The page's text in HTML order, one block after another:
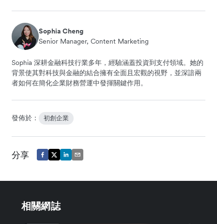
Sophia Cheng
Senior Manager, Content Marketing
Sophia 深耕金融科技行業多年，經驗涵蓋投資到支付領域。她的
背景使其對科技與金融的結合擁有全面且宏觀的視野，並深諳兩
者如何在簡化企業財務營運中發揮關鍵作用。
發佈於： 初創企業
分享
相關網誌